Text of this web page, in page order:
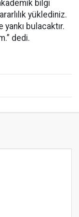
bilgi
yüklediniz.
bulacaktır.
dedi.